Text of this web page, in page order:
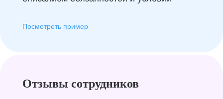
Посмотреть пример
Отзывы сотрудников